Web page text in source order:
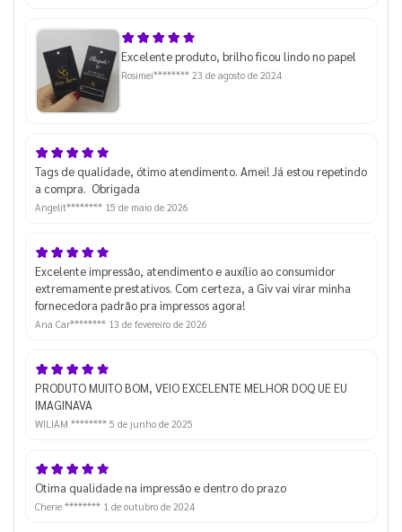
Excelente produto, brilho ficou lindo no papel
Rosimei******** 23 de agosto de 2024
Tags de qualidade, ótimo atendimento. Amei! Já estou repetindo
a compra. Obrigada
Angelit******** 15 de maio de 2026
Excelente impressão, atendimento e auxílio ao consumidor
extremamente prestativos. Com certeza, a Giv vai virar minha
fornecedora padrão pra impressos agora!
Ana Car******** 13 de fevereiro de 2026
PRODUTO MUITO BOM, VEIO EXCELENTE MELHOR DOQ UE EU
IMAGINAVA
WILIAM ******** 5 de junho de 2025
Otima qualidade na impressão e dentro do prazo
Cherie ******** 1 de outubro de 2024